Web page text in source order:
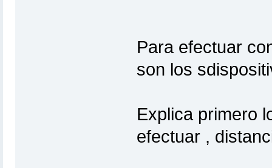
Para efectuar
son los
Explica primero
efectuar ,